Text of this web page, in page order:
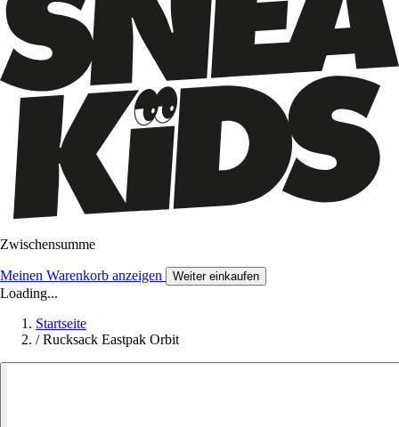
Zwischensumme
Meinen Warenkorb anzeigen Weiter einkaufen
Loading...
Startseite
/ Rucksack Eastpak Orbit